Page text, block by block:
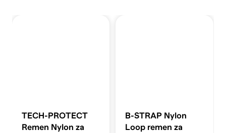
TECH-PROTECT
Remen Nylon za
B-STRAP Nylon
Loop remen za